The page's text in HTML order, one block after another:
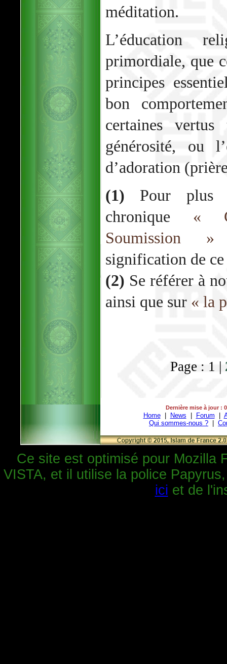
méditation.
L’éducation
primordiale, que
principes
bon
certaines
générosité, ou
d’adoration
(1) Pour plus
chronique «
Soumission »
signification de
(2) Se référer à
ainsi que sur « la
Page : 1 |
Dernière mise à jour :
Home| News | Forum |
Qui sommes-nous ? |
Ce site est optimisé pour Mozilla
VISTA, et il utilise la police
ici et de